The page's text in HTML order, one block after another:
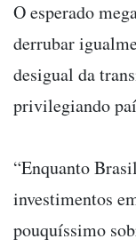
O esperado
derrubar
desigual da
privilegiando
“Enquanto
investimentos
pouquíssimo